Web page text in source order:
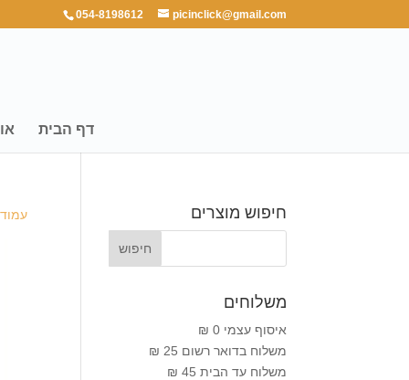
054-8198612 picinclick@gmail.com
דף הבית
חיפוש מוצרים
משלוחים
איסוף עצמי 0 ₪
משלוח בדואר רשום 25 ₪
משלוח עד הבית 45 ₪